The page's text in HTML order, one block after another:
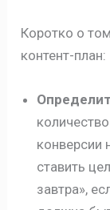
Коротко о
контент-план:
конверсии
ставить
завтра»,